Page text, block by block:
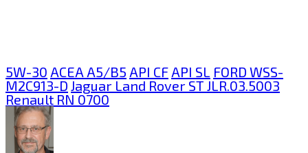
5W-30 ACEA A5/B5 API CF API SL FORD WSS-
M2C913-D Jaguar Land Rover ST JLR.03.5003
Renault RN 0700